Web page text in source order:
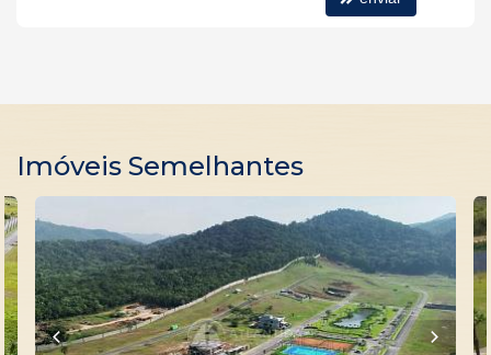
Imóveis Semelhantes